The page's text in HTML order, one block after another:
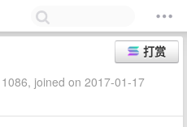
打赏
joined on 2017-01-17